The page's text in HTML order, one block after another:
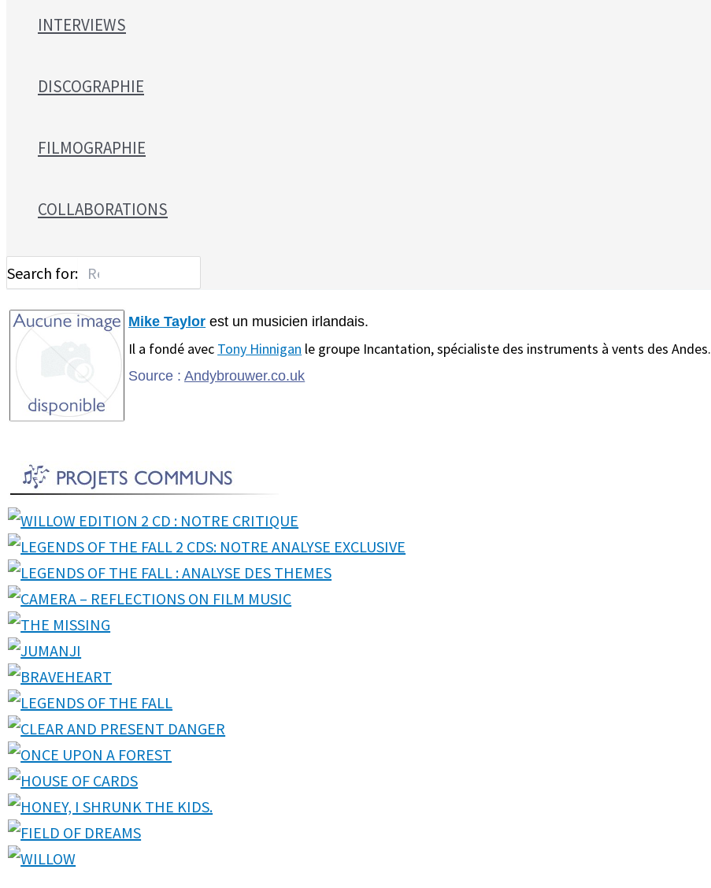
INTERVIEWS
DISCOGRAPHIE
FILMOGRAPHIE
COLLABORATIONS
Search for:
Mike Taylor est un musicien irlandais.
Il a fondé avec Tony Hinnigan le groupe Incantation, spécialiste des instruments à vents des Andes.
Source :Andybrouwer.co.uk